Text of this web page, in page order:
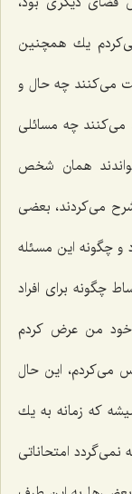
یك همچنین
می‌كنند چه حال و
می‌كنند چه مسائلی
همان شخص
می‌كردند، بعضی
و چگونه این مسئله
چگونه برای افراد
من عرض كردم
می‌كردم، این حال
كه زمانه به یك
امتحاناتی